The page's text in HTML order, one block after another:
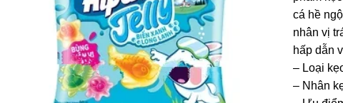
cá hề
nhân vị
hấp dẫn
– Loại
– Nhân